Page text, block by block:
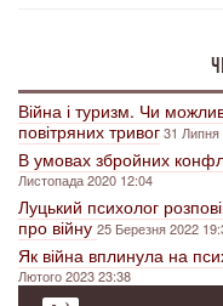
Війна і туризм. Чи
повітряних тривог31 Липня
В умовах збройних
Листопада 2020 12:04
Луцький психолог
про війну25 Березня 2022
Як війна вплинула на
Лютого 2023 23:38